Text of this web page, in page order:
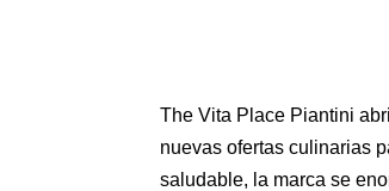
The Vita Place Piantini
nuevas ofertas culinarias
saludable, la marca se